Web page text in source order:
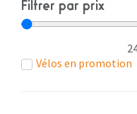
Filtrer par prix
Vélos en promotion